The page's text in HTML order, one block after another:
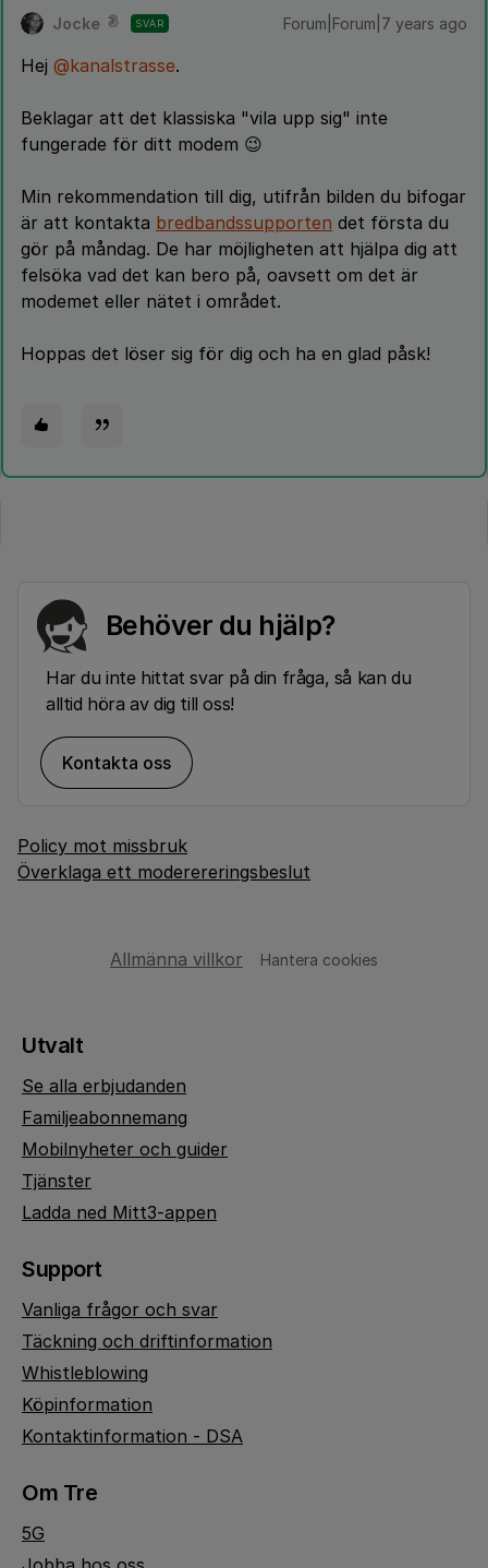
Jocke SVAR Forum|Forum|7 years ago
Hej @kanalstrasse.
Beklagar att det klassiska "vila upp sig" inte
fungerade för ditt modem 😉
Min rekommendation till dig, utifrån bilden du bifogar
är att kontakta bredbandssupporten det första du
gör på måndag. De har möjligheten att hjälpa dig att
felsöka vad det kan bero på, oavsett om det är
modemet eller nätet i området.
Hoppas det löser sig för dig och ha en glad påsk!
Behöver du hjälp?
Har du inte hittat svar på din fråga, så kan du
alltid höra av dig till oss!
Kontakta oss
Policy mot missbruk
Överklaga ett moderereringsbeslut
Allmänna villkor Hantera cookies
Utvalt
Se alla erbjudanden
Familjeabonnemang
Mobilnyheter och guider
Tjänster
Ladda ned Mitt3-appen
Support
Vanliga frågor och svar
Täckning och driftinformation
Whistleblowing
Köpinformation
Kontaktinformation - DSA
Om Tre
5G